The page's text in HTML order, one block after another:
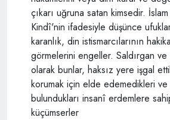
çıkarı uğruna satan kimsedir.
Kindî'nin ifadesiyle düşünce
karanlık, din istismarcılarının
görmelerini engeller. Saldırgan ve
olarak bunlar, haksız yere işgal
korumak için elde edemedikleri
bulundukları insanî erdemlere
küçümserler